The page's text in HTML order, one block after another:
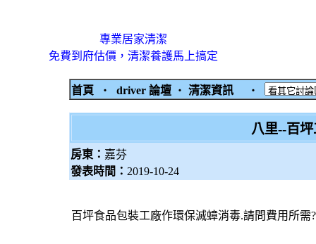
專業居家清潔
免費到府估價，清潔養護馬上搞定
首頁 ‧ driver 論壇 ‧ 清潔資訊 ‧
八里--百
房東： 嘉芬
發表時間： 2019-10-24
百坪食品包裝工廠作環保滅蟑消毒.請問費用所需?